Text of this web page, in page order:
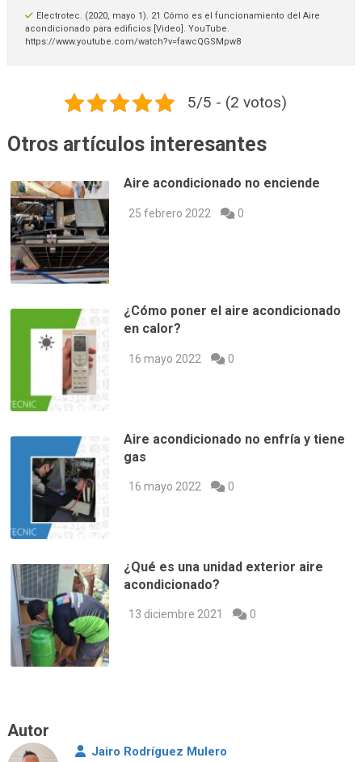
Electrotec. (2020, mayo 1). 21 Cómo es el funcionamiento del Aire
acondicionado para edificios [Video]. YouTube.
https://www.youtube.com/watch?v=fawcQGSMpw8
5/5 - (2 votos)
Otros artículos interesantes
Aire acondicionado no enciende
25 febrero 2022 0
¿Cómo poner el aire acondicionado
en calor?
16 mayo 2022 0
Aire acondicionado no enfría y tiene
gas
16 mayo 2022 0
¿Qué es una unidad exterior aire
acondicionado?
13 diciembre 2021 0
Autor
Jairo Rodríguez Mulero